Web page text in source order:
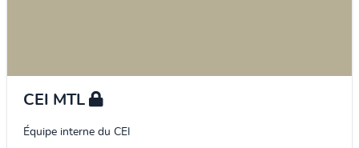
CEI MTL
Équipe interne du CEI